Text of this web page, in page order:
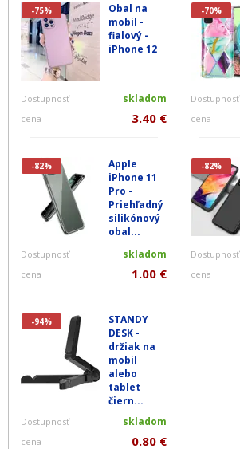
-75%
Obal na
mobil -
fialový -
iPhone 12
Dostupnosť skladom
cena 3.40 €
-70%
Dostupnosť
cena
-82%
Apple
iPhone 11
Pro -
Priehľadný
silikónový
obal...
Dostupnosť skladom
cena 1.00 €
-82%
Dostupnosť
cena
-94%
STANDY
DESK -
držiak na
mobil
alebo
tablet
čiern...
Dostupnosť skladom
cena 0.80 €